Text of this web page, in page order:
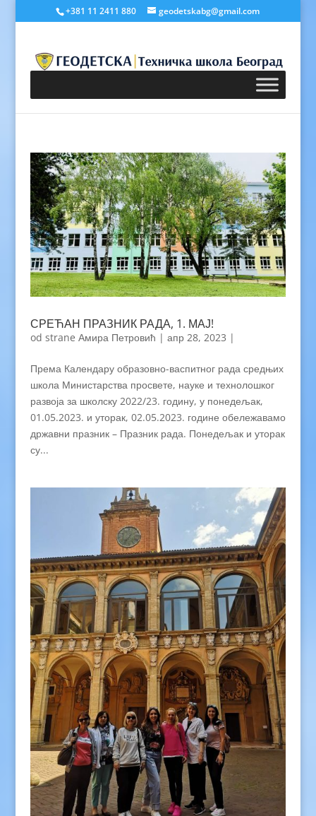
+381 11 2411 880 geodetskabg@gmail.com
СРЕЋАН ПРАЗНИК РАДА, 1. МАЈ!
od strane Амира Петровић | апр 28, 2023 |
Према Календару образовно-васпитног рада средњих
школа Министарства просвете, науке и технолошког
развоја за школску 2022/23. годину, у понедељак,
01.05.2023. и уторак, 02.05.2023. године обележавамо
државни празник – Празник рада. Понедељак и уторак
су...